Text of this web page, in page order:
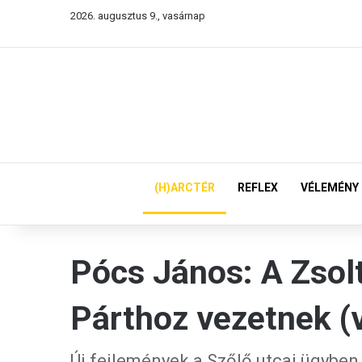
2026. augusztus 9., vasárnap
(H)ARCTÉR REFLEX VÉLEMÉNY
Pócs János: A
Párthoz vezetnek